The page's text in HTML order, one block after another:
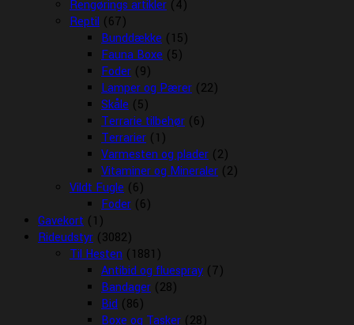
Rengørings artikler (4)
Reptil (67)
Bunddække (15)
Fauna Boxe (5)
Foder (9)
Lamper og Pærer (22)
Skåle (5)
Terrarie tilbehør (6)
Terrarier (1)
Varmesten og plader (2)
Vitaminer og Mineraler (2)
Vildt Fugle (6)
Foder (6)
Gavekort (1)
Rideudstyr (3082)
Til Hesten (1881)
Antibid og fluespray (7)
Bandager (28)
Bid (86)
Boxe og Tasker (28)